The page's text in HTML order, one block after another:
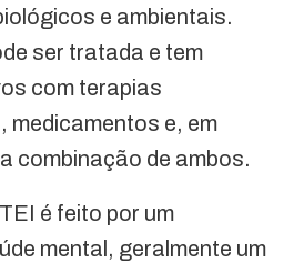
e ambientais.
ser tratada e tem
com terapias
medicamentos e, em
combinação de ambos.
é feito por um
mental, geralmente um